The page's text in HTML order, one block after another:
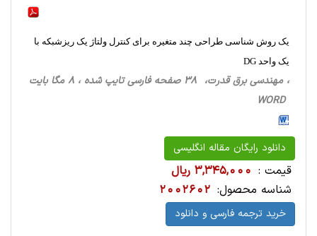
یک روش شناسی طراحی چند متغیره برای کنترل ولتاژ یک ریزشبکه با
یک واحد DG
، مهندسی برق قدرت، 38 صفحه فارسی تایپ شده ، 8 مگا بایت
WORD
دانلود رایگان مقاله انگلیسی
قیمت : 3,345,000 ریال
شناسه محصول: 2002602
خرید ترجمه فارسی و دانلود